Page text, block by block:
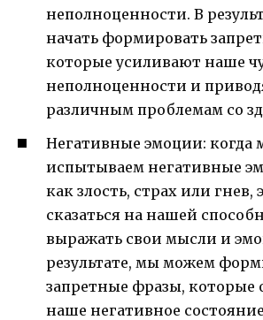
неполноценности. В
начать формировать
которые усиливают наше
неполноценности и
различным проблемам со
Негативные эмоции: когда
испытываем негативные
как злость, страх или гнев,
сказаться на нашей
выражать свои мысли и
результате, мы можем
запретные фразы, которые
наше негативное